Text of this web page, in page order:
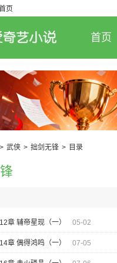
页
首页
> 武侠 > 拙剑无锋 > 目录
章 辅帝星现（一） 05-02
章 偶得鸿鸣（一） 07-05